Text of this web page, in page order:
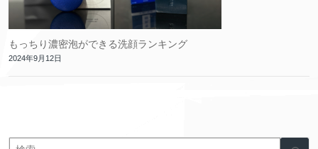
もっちり濃密泡ができる洗顔ランキング
2024年9月12日